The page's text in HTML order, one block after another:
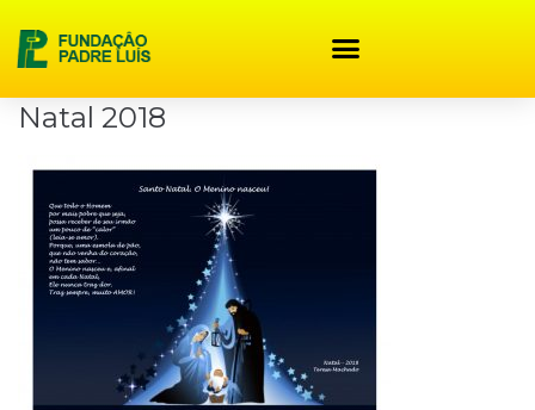
Natal 2018